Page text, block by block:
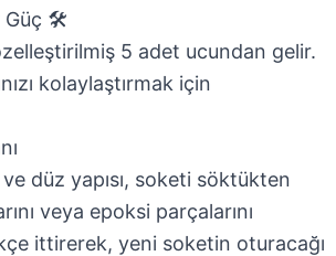
Güç 🛠️
5 adet ucundan gelir.
kolaylaştırmak için
düz yapısı, soketi söktükten
veya epoksi parçalarını
ittirerek, yeni soketin oturacağı